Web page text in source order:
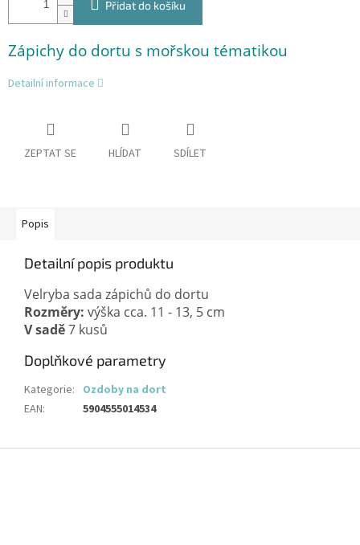
Přidat do košíku
Zápichy do dortu s mořskou tématikou
Detailní informace
ZEPTAT SE HLÍDAT SDÍLET
Popis
Detailní popis produktu
Velryba sada zápichů do dortu
Rozměry:
V sadě 7 kusů
Doplňkové parametry
Kategorie: Ozdoby na dort
EAN: 5904555014534